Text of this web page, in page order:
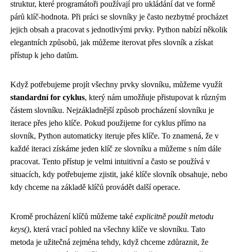
struktur, které programátoři používají pro ukládání dat ve formě
párů klíč-hodnota. Při práci se slovníky je často nezbytné procházet
jejich obsah a pracovat s jednotlivými prvky. Python nabízí několik
elegantních způsobů, jak můžeme iterovat přes slovník a získat
přístup k jeho datům.
Když potřebujeme projít všechny prvky slovníku, můžeme využít
standardní for cyklus, který nám umožňuje přistupovat k různým
částem slovníku. Nejzákladnější způsob procházení slovníku je
iterace přes jeho klíče. Pokud použijeme for cyklus přímo na
slovník, Python automaticky iteruje přes klíče. To znamená, že v
každé iteraci získáme jeden klíč ze slovníku a můžeme s ním dále
pracovat. Tento přístup je velmi intuitivní a často se používá v
situacích, kdy potřebujeme zjistit, jaké klíče slovník obsahuje, nebo
kdy chceme na základě klíčů provádět další operace.
Kromě procházení klíčů můžeme také explicitně použít metodu
keys(), která vrací pohled na všechny klíče ve slovníku. Tato
metoda je užitečná zejména tehdy, když chceme zdůraznit, že